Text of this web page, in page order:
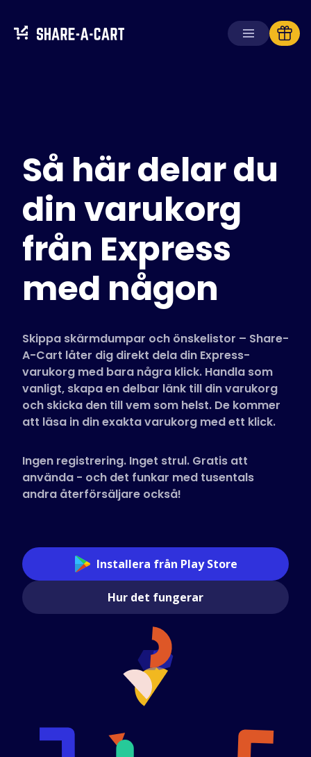
Lösningar
För konsumenter
För företag
SkaffaPlus+
Logga in
Vanliga frågor
Guider
Svenska (Swedish)
Så här delar du
din varukorg
från Express
med någon
Skippa skärmdumpar och önskelistor – Share-
A-Cart låter dig direkt dela din Express-
varukorg med bara några klick. Handla som
vanligt, skapa en delbar länk till din varukorg
och skicka den till vem som helst. De kommer
att läsa in din exakta varukorg med ett klick.
Ingen registrering. Inget strul. Gratis att
använda - och det funkar med tusentals
andra återförsäljare också!
Installera från Play Store
Hur det fungerar